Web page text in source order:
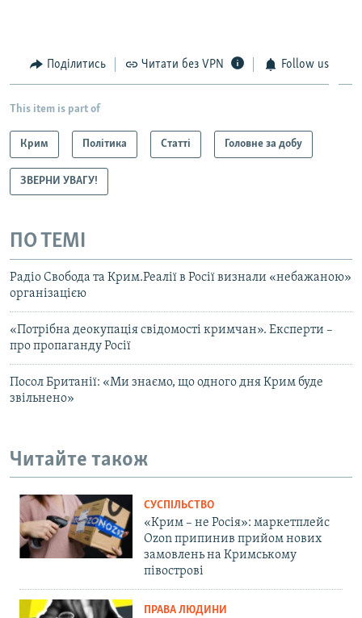
Поділитись Читати без VPN Follow us
This item is part of
Крим Політика Статті Головне за добу
ЗВЕРНИ УВАГУ!
ПО ТЕМІ
Радіо Свобода та Крим.Реалії в Росії визнали «небажаною»
організацією
«Потрібна деокупація свідомості кримчан». Експерти –
про пропаганду Росії
Посол Британії: «Ми знаємо, що одного дня Крим буде
звільнено»
Читайте також
СУСПІЛЬСТВО
«Крим – не Росія»: маркетплейс
Ozon припинив прийом нових
замовлень на Кримському
півострові
ПРАВА ЛЮДИНИ